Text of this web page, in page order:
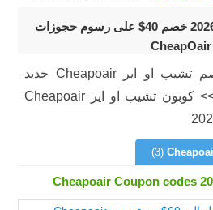
كود خصم تشيب او اير 2026 خصم 40$ على رسوم حجوزات
CheapOair
كود خصم تشيب او اير Cheapoair جديد
وفعال >> كوبون تشيب او اير Cheapoair
(3)